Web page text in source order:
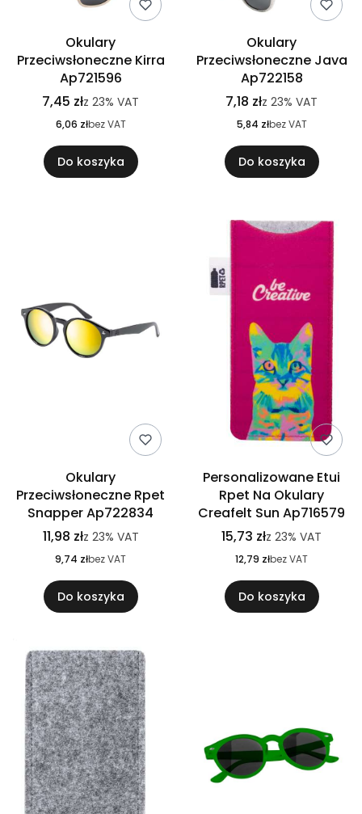
Okulary
Przeciwsłoneczne Kirra
Ap721596
7,45 złz 23% VAT
6,06 złbez VAT
Do koszyka
Okulary
Przeciwsłoneczne Java
Ap722158
7,18 złz 23% VAT
5,84 złbez VAT
Do koszyka
Okulary
Przeciwsłoneczne Rpet
Snapper Ap722834
11,98 złz 23% VAT
9,74 złbez VAT
Do koszyka
Personalizowane Etui
Rpet Na Okulary
Creafelt Sun Ap716579
15,73 złz 23% VAT
12,79 złbez VAT
Do koszyka